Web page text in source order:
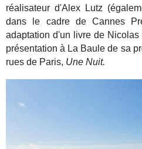
réalisateur d'Alex Lutz
dans le cadre de Cannes
adaptation d'un livre de
présentation à La Baule de sa
rues de Paris, Une Nuit.